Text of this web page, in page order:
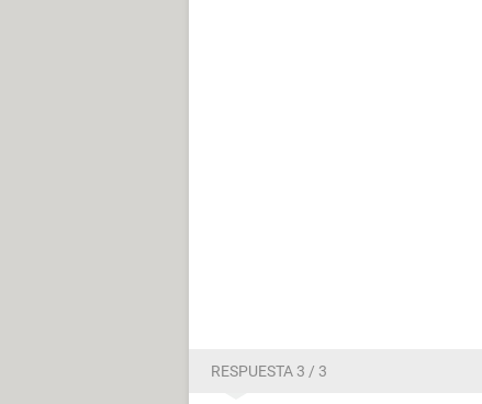
RESPUESTA 3 / 3